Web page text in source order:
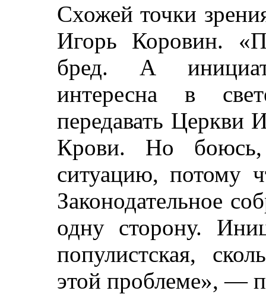
Схожей точки
Игорь Коровин.
бред. А
интересна в
передавать Церкви
Крови. Но
ситуацию, потому
Законодательное
одну сторону.
популистская,
этой проблеме», —